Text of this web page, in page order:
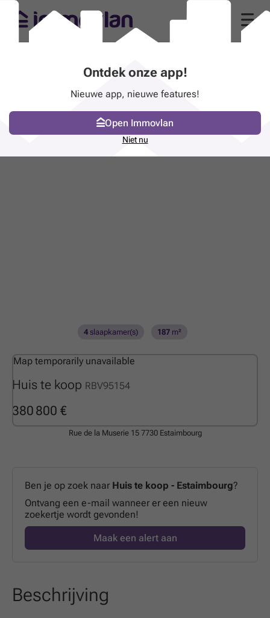
Huis te koop RBV95154
380 800 €
4 slaapkamer(s) 187 m²
Map temporarily unavailable
Rue de la Muserie 15 7730 Estaimbourg
Ben je op zoek naar Huis te koop - Estaimbourg?
Ontvang een e-mail wanneer er een nieuw
zoekertje wordt gevonden!
Maak een alert aan
Beschrijving
Ontdek onze app!
Nieuwe app, nieuwe features!
Open Immovlan
Niet nu